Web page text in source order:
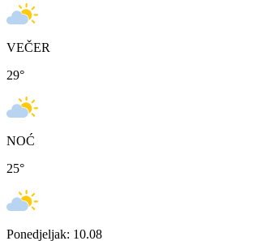
VEČER
29°
NOĆ
25°
Ponedjeljak: 10.08